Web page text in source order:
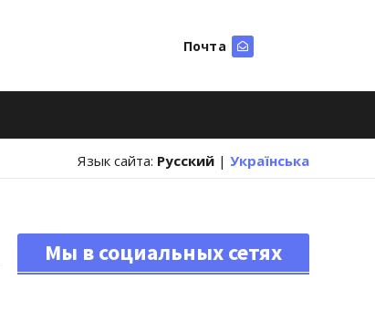
Почта
Язык сайта: Русский | Українська
Мы в социальных сетях